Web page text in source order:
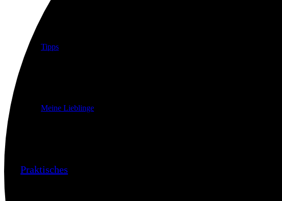
Tipps
Meine Lieblinge
Praktisches